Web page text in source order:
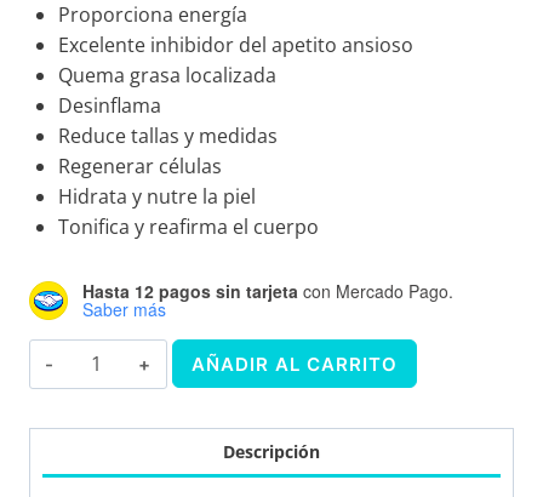
Proporciona energía
Excelente inhibidor del apetito ansioso
Quema grasa localizada
Desinflama
Reduce tallas y medidas
Regenerar células
Hidrata y nutre la piel
Tonifica y reafirma el cuerpo
Hasta 12 pagos sin tarjeta con Mercado Pago.
Saber más
KIT
POST
cantidad
AÑADIR AL CARRITO
Descripción